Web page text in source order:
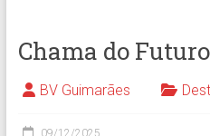
Chama do Futuro
BV Guimarães